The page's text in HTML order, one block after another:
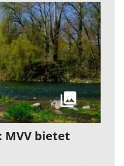
MVV bietet